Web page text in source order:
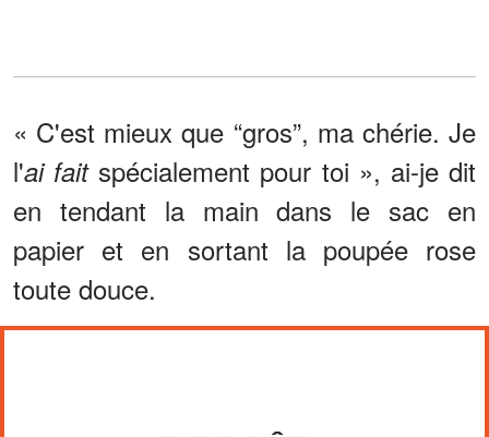
« C'est mieux que “gros”, ma chérie. Je
l'ai faitspécialement pour toi », ai-je dit
en tendant la main dans le sac en
papier et en sortant la poupée rose
toute douce.